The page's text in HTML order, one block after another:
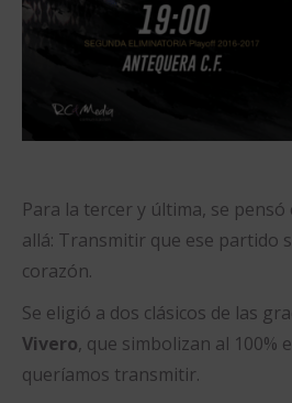
Para la tercer y última, se
allá: Transmitir que ese partido
corazón.
Se eligió a dos clásicos de las
Vivero, que simbolizan al 100%
queríamos transmitir.